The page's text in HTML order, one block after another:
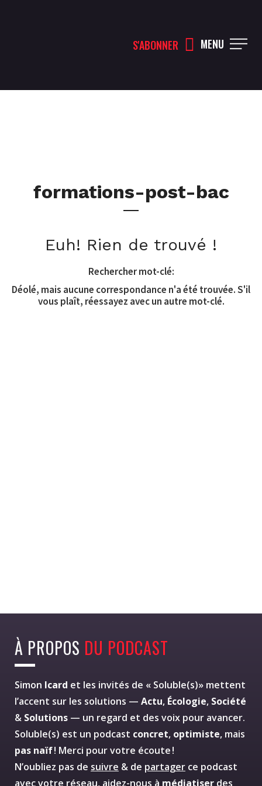
S'ABONNER MENU
formations-post-bac
Euh! Rien de trouvé !
Rechercher mot-clé:
Déolé, mais aucune correspondance n'a été trouvée. S'il
vous plaît, réessayez avec un autre mot-clé.
À PROPOS DU PODCAST
Simon Icard et les invités de « Soluble(s)» mettent
l’accent sur les solutions — Actu, Écologie, Société
& Solutions — un regard et des voix pour avancer.
Soluble(s) est un podcast concret, optimiste, mais
pas naïf! Merci pour votre écoute !
N’oubliez pas de suivre & de partager ce podcast
avec votre réseau, aidez-nous à médiatiser des